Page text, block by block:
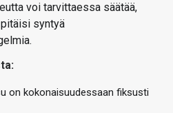
voi tarvittaessa säätää,
syntyä
on kokonaisuudessaan fiksusti